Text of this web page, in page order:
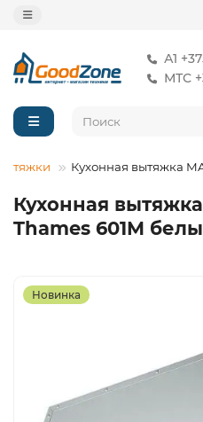
А1
МТС
Кухонная вытяжка
Кухонная
Thames 601M
Новинка